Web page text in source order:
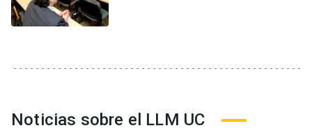
Noticias sobre el LLM UC